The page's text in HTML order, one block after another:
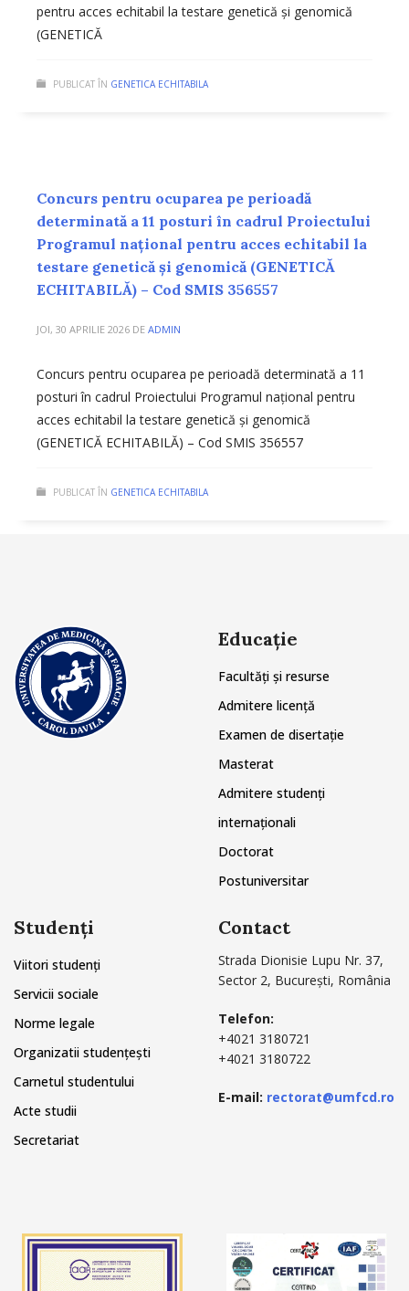
pentru acces echitabil la testare genetică și genomică
(GENETICĂ
PUBLICAT ÎN GENETICA ECHITABILA
Concurs pentru ocuparea pe perioadă
determinată a 11 posturi în cadrul Proiectului
Programul național pentru acces echitabil la
testare genetică și genomică (GENETICĂ
ECHITABILĂ) – Cod SMIS 356557
JOI, 30 APRILIE 2026 DE ADMIN
Concurs pentru ocuparea pe perioadă determinată a 11
posturi în cadrul Proiectului Programul național pentru
acces echitabil la testare genetică și genomică
(GENETICĂ ECHITABILĂ) – Cod SMIS 356557
PUBLICAT ÎN GENETICA ECHITABILA
Educație
Facultăți și resurse
Admitere licență
Examen de disertație
Masterat
Admitere studenți
internaționali
Doctorat
Postuniversitar
Studenți
Viitori studenți
Servicii sociale
Norme legale
Organizatii studențești
Carnetul studentului
Acte studii
Secretariat
Contact
Strada Dionisie Lupu Nr. 37,
Sector 2, București, România
Telefon:
+4021 3180721
+4021 3180722
E-mail: rectorat@umfcd.ro